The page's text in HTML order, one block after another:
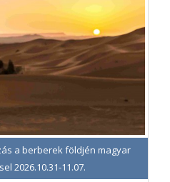
a berberek földjén magyar
2026.10.31-11.07.